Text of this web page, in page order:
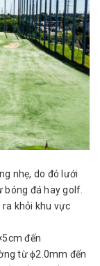
nhẹ, do đó lưới
bóng đá hay golf.
ra khỏi khu vực
đến
từ ϕ2.0mm đến